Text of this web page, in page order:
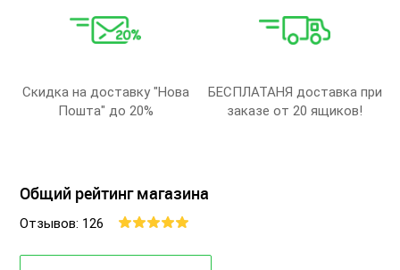
Скидка на доставку "Нова
Пошта" до 20%
БЕСПЛАТАНЯ доставка при
заказе от 20 ящиков!
Общий рейтинг магазина
Отзывов: 126